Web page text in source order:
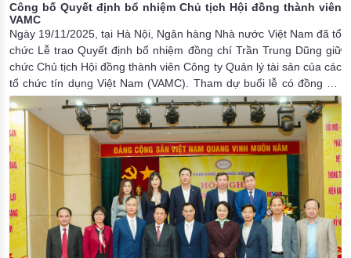
Công bố Quyết định bổ nhiệm Chủ tịch Hội đồng thành viên
VAMC
Ngày 19/11/2025, tại Hà Nội, Ngân hàng Nhà nước Việt Nam đã tổ
chức Lễ trao Quyết định bổ nhiệm đồng chí Trần Trung Dũng giữ
chức Chủ tịch Hội đồng thành viên Công ty Quản lý tài sản của các
tổ chức tín dụng Việt Nam (VAMC). Tham dự buổi lễ có đồng chí
Nguyễn Ngọc Cảnh, Ủy viên Ban Thường vụ Đảng ủy, Phó Thống
đốc NHNN.